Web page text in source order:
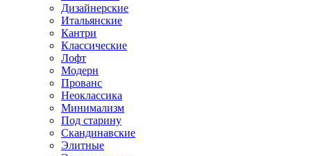
Дизайнерские
Итальянские
Кантри
Классические
Лофт
Модерн
Прованс
Неоклассика
Минимализм
Под старину
Скандинавские
Элитные